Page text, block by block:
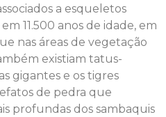
a esqueletos
11.500 anos de idade, em
nas áreas de vegetação
existiam tatus-
gigantes e os tigres
de pedra que
profundas dos sambaquis